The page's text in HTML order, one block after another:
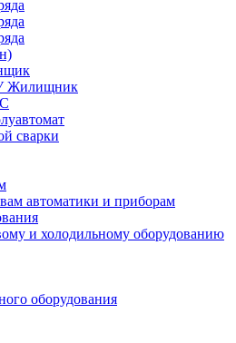
Жилищник
сварки
автоматики и приборам
и холодильному оборудованию
оборудования